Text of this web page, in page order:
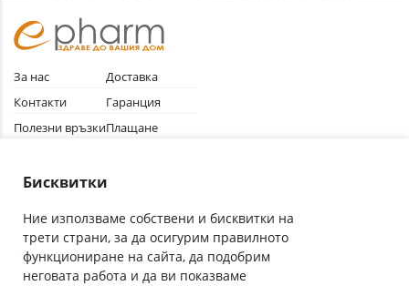
За нас
Контакти
Полезни връзки
Общи условия
Доставка
Гаранция
Плащане
Абонирай се за нашия бюлетин
Бисквитки
Ние използваме собствени и бисквитки на
трети страни, за да осигурим правилното
функциониране на сайта, да подобрим
неговата работа и да ви показваме